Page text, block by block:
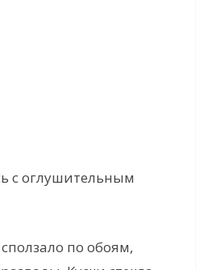
с оглушительным
по обоям,